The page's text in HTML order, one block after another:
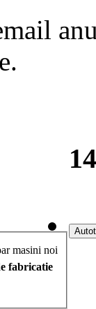
masini noi
fabricatie